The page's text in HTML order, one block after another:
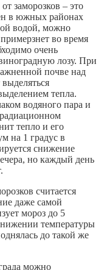
заморозков – это
в южных районах
водой, можно
во время
очень
лозу. При
почве над
тепла.
водяного пара и
тепло и его
на 1 градус в
снижение
но каждый день
считается
даже самой
мороз до 5
температуры
до такой же
можно